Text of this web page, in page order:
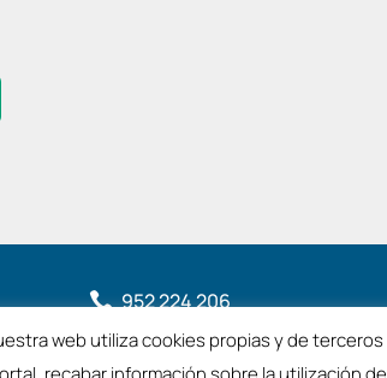
 952 224 206
 coamalaga@coamalaga.es
web utiliza cookies propias y de